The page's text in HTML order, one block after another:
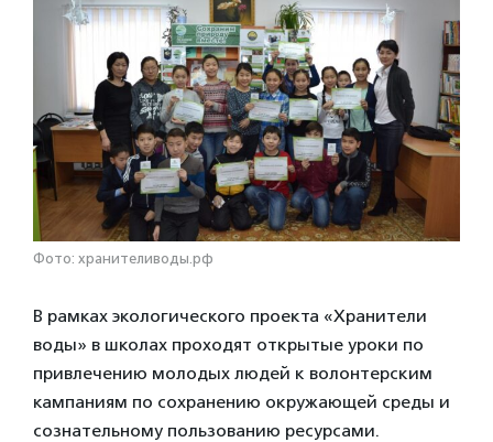
Фото: хранителиводы.рф
В рамках экологического проекта «Хранители
воды» в школах проходят открытые уроки по
привлечению молодых людей к волонтерским
кампаниям по сохранению окружающей среды и
сознательному пользованию ресурсами.